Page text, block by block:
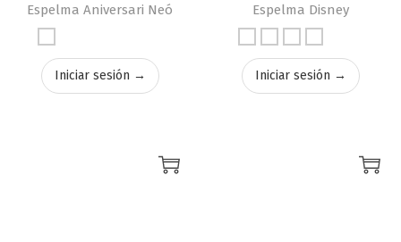
Espelma Aniversari Neó
Iniciar sesión →
Espelma Disney
Iniciar sesión →